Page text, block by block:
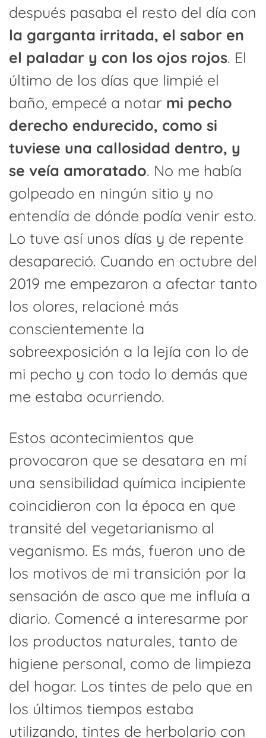
después pasaba el resto del día con
la garganta irritada, el sabor en
el paladar y con los ojos rojos. El
último de los días que limpié el
baño, empecé a notar mi pecho
derecho endurecido, como si
tuviese una callosidad dentro, y
se veía amoratado. No me había
golpeado en ningún sitio y no
entendía de dónde podía venir esto.
Lo tuve así unos días y de repente
desapareció. Cuando en octubre del
2019 me empezaron a afectar tanto
los olores, relacioné más
conscientemente la
sobreexposición a la lejía con lo de
mi pecho y con todo lo demás que
me estaba ocurriendo.
Estos acontecimientos que
provocaron que se desatara en mí
una sensibilidad química incipiente
coincidieron con la época en que
transité del vegetarianismo al
veganismo. Es más, fueron uno de
los motivos de mi transición por la
sensación de asco que me influía a
diario. Comencé a interesarme por
los productos naturales, tanto de
higiene personal, como de limpieza
del hogar. Los tintes de pelo que en
los últimos tiempos estaba
utilizando, tintes de herbolario con